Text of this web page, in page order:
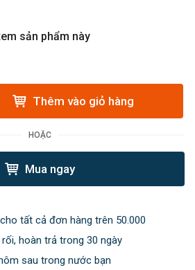
sản phẩm này
Thêm vào giỏ hàng
HOẶC
Mua ngay
tất cả đơn hàng trên 50.000
hoàn trả trong 30 ngày
sau trong nước bạn